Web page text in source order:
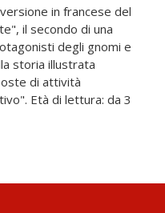
in francese del
il secondo di una
degli gnomi e
storia illustrata
di attività
Età di lettura: da 3